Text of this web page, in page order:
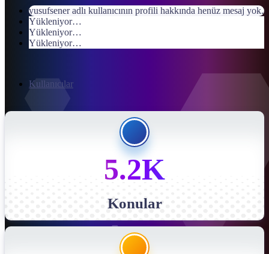
yusufsener adlı kullanıcının profili hakkında henüz mesaj yok.
Yükleniyor…
Yükleniyor…
Yükleniyor…
Kullanıcılar
5.2K
Konular